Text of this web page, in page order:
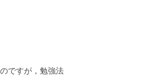
ですが，勉強法